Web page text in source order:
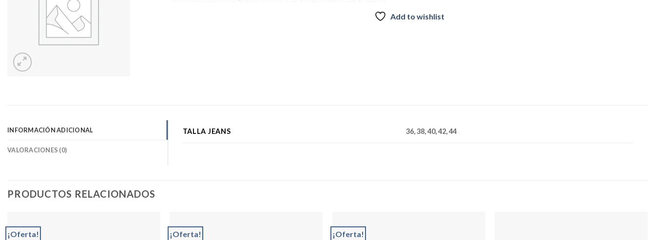
Add to wishlist
INFORMACIÓN ADICIONAL
VALORACIONES (0)
TALLA JEANS 36, 38, 40, 42, 44
PRODUCTOS RELACIONADOS
¡Oferta! ¡Oferta! ¡Oferta!